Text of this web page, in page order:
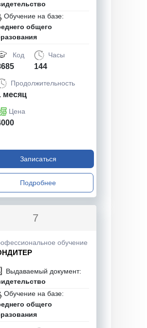
Обучение на базе:
общего
Код Часы
144
Продолжительность
месяц
Цена
Записаться
Подробнее
7
обучение
Выдаваемый документ:
Обучение на базе:
общего